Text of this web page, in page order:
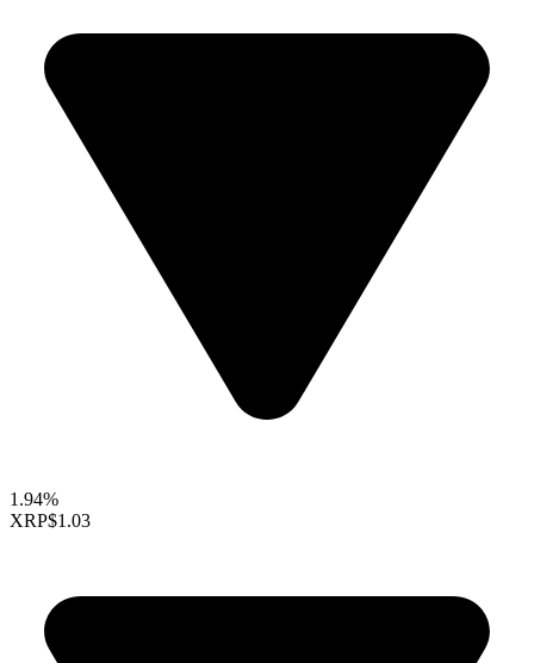
1.94%
XRP$1.03